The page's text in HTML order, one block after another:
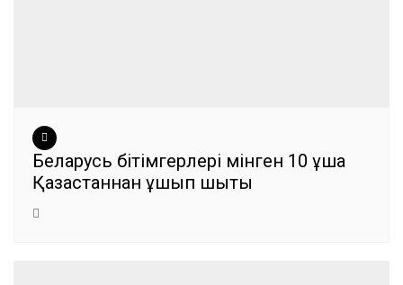
Беларусь бітімгерлері мінген 10 ұшақ
Қазақстаннан ұшып шықты